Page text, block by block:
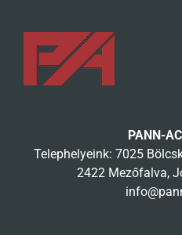
PANN-
Telephelyeink: 7025
2422 Mezőfalva,